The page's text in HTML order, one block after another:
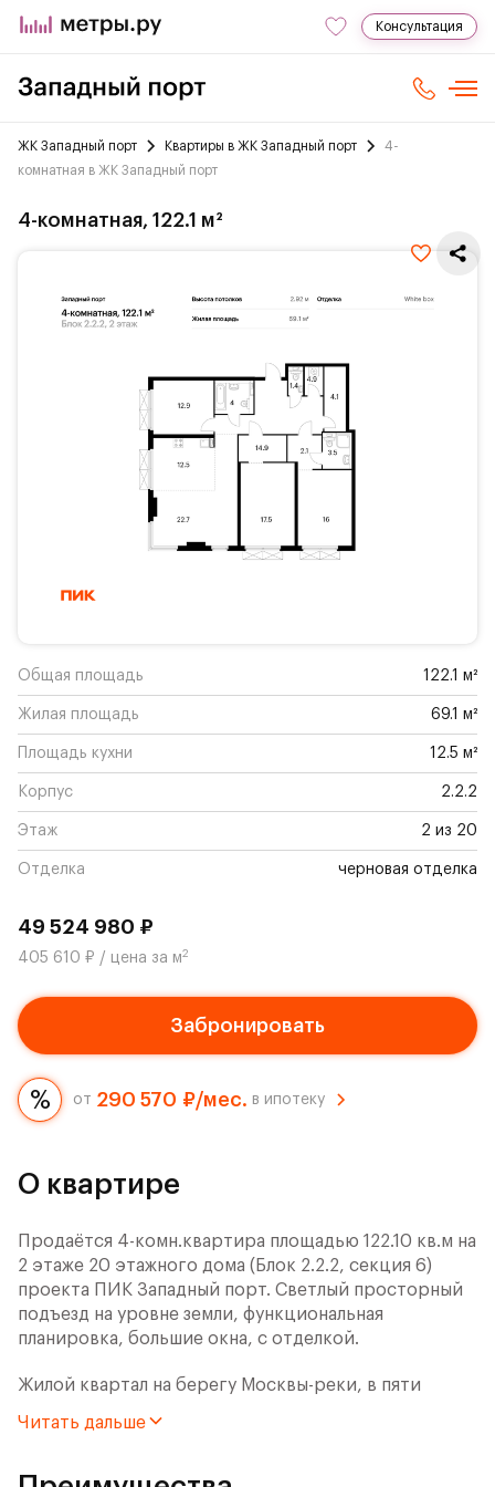
Консультация
ЖК Западный порт Квартиры в ЖК Западный порт
4-
комнатная в ЖК Западный порт
4-комнатная, 122.1 м²
Общая площадь 122.1 м²
Жилая площадь 69.1 м²
Площадь кухни 12.5 м²
Корпус 2.2.2
Этаж 2 из 20
Отделка черновая отделка
49 524 980 ₽
405 610 ₽ / цена за м2
Забронировать
от 290 570 ₽/мес. в ипотеку
О квартире
Продаётся 4-комн.квартира площадью 122.10 кв.м на
2 этаже 20 этажного дома (Блок 2.2.2, секция 6)
проекта ПИК Западный порт. Светлый просторный
подъезд на уровне земли, функциональная
планировка, большие окна, с отделкой.
Жилой квартал на берегу Москвы-реки, в пяти
четырёх минутах на автомобиле от Третьего
машине занимает 15 минут.
Читать дальше